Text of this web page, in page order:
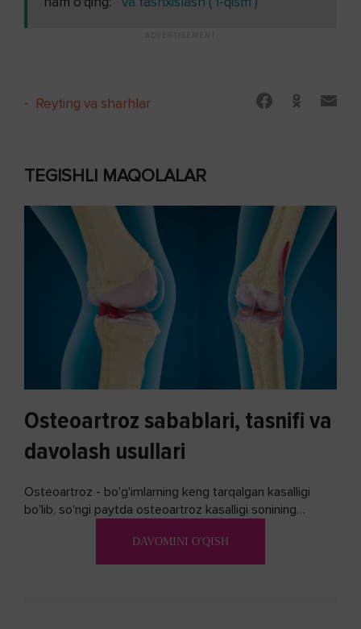
- Reyting va sharhlar
TEGISHLI MAQOLALAR
Osteoartroz sabablari, tasnifi va
davolash usullari
Osteoartroz - bo'g'imlarning keng tarqalgan kasalligi
bo'lib, so'ngi paytda osteoartroz kasalligi sonining
DAVOMINI O'QISH